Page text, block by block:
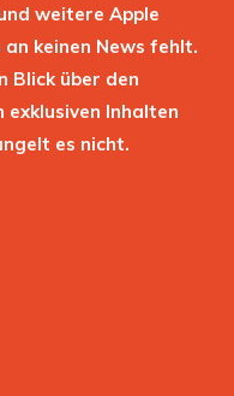
weitere Apple
keinen News fehlt.
Blick über den
Inhalten
es nicht.